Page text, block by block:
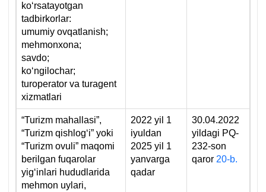
koʻrsatayotgan
tadbirkorlar:
umumiy ovqatlanish;
mehmonхona;
savdo;
koʻngilochar;
turoperator va turagent
хizmatlari
“Turizm mahallasi”,
“Turizm qishlogʻi” yoki
“Turizm ovuli” maqomi
berilgan fuqarolar
yigʻinlari hududlarida
mehmon uylari,
2022 yil 1
iyuldan
2025 yil 1
yanvarga
qadar
30.04.2022
yildagi PQ-
232-son
qaror 20-b.